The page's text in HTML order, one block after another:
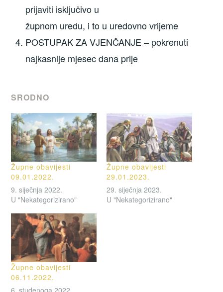
prijaviti isključivo u
župnom uredu, i to u uredovno vrijeme
POSTUPAK ZA VJENČANJE – pokrenuti
najkasnije mjesec dana prije
SRODNO
Župne obavijesti
09.01.2022.
9. siječnja 2022.
U "Nekategorizirano"
Župne obavijesti
29.01.2023.
29. siječnja 2023.
U "Nekategorizirano"
Župne obavijesti
06.11.2022.
6. studenoga 2022.